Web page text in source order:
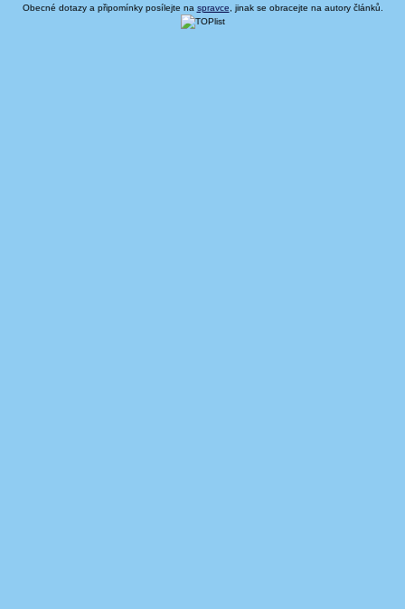
Obecné dotazy a připomínky posílejte na spravce , jinak se obracejte na autory článků.